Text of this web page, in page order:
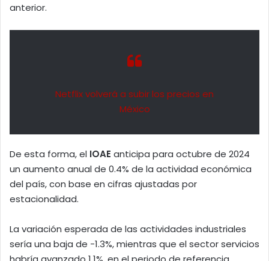
anterior.
Netflix volverá a subir los precios en
México
De esta forma, el IOAE anticipa para octubre de 2024
un aumento anual de 0.4% de la actividad económica
del país, con base en cifras ajustadas por
estacionalidad.
La variación esperada de las actividades industriales
sería una baja de -1.3%, mientras que el sector servicios